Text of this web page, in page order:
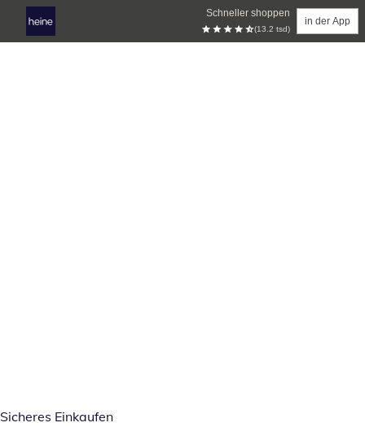
Schneller shoppen
(13.2 tsd)
in der App
Sicheres Einkaufen